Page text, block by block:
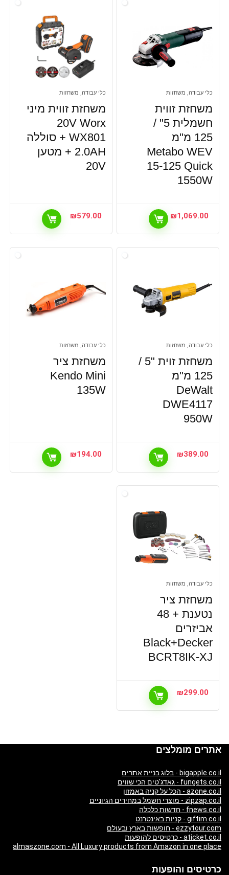
כלי עבודה, משחזות
משחזת זווית
חשמלית 5" /
125 מ"מ
Metabo WEV
15-125 Quick
1550W
₪1,069.00
כלי עבודה, משחזות
משחזת זווית מיני
20V Worx
WX801 + סוללה
2.0AH + מטען
20V
₪579.00
כלי עבודה, משחזות
משחזת זוית "5 /
125 מ"מ
DeWalt
DWE4117
950W
₪389.00
כלי עבודה, משחזות
משחזת ציר
Kendo Mini
135W
₪194.00
כלי עבודה, משחזות
משחזת ציר
נטענת + 48
אביזרים
Black+Decker
BCRT8IK-XJ
₪299.00
אתרים מומלצים
bigapple.co.il - בלוג בניית אתרים
fungets.co.il - גאדג'טים הכי שווים
azone.co.il - הכל על קניה באמזון
zipzap.co.il - מוצרי חשמל במחירים הגיוניים
fnews.co.il - חדשות כלכלה
giftim.co.il - קניות באינטרנט
ezzytour.com - חופשות בארץ ובעולם
aticket.co.il - כרטיסים להופעות
almaszone.com - All Luxury products from Amazon in one place
כרטיסים והופעות